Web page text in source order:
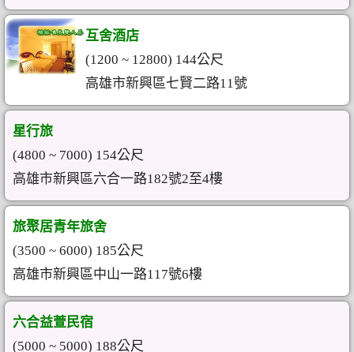
互舍酒店
(1200 ~ 12800) 144公尺
高雄市新興區七賢二路11號
星行旅
(4800 ~ 7000) 154公尺
高雄市新興區六合一路182號2至4樓
旅聚居青年旅舍
(3500 ~ 6000) 185公尺
高雄市新興區中山一路117號6樓
六合益萱民宿
(5000 ~ 5000) 188公尺